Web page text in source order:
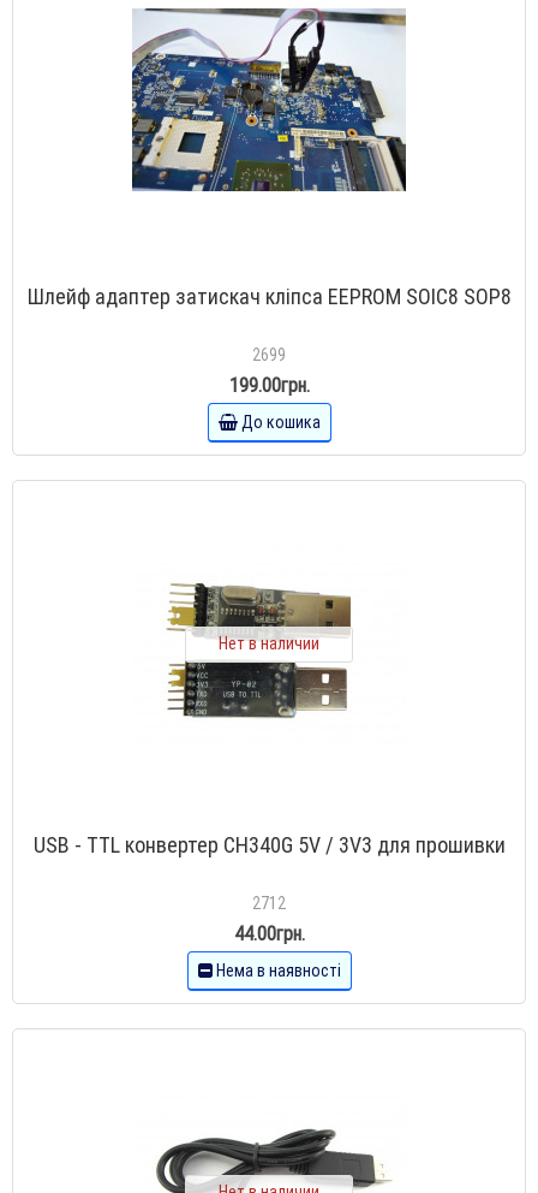
Шлейф адаптер затискач кліпса EEPROM SOIC8 SOP8
2699
199.00грн.
До кошика
Нет в наличии
USB - TTL конвертер CH340G 5V / 3V3 для прошивки
2712
44.00грн.
Нема в наявності